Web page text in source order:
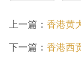
上一篇： 香港黄
下一篇： 香港西